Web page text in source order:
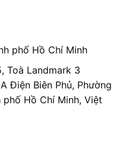
phố Hồ Chí Minh
Toà Landmark 3
Điện Biên Phủ, Phường
phố Hồ Chí Minh, Việt